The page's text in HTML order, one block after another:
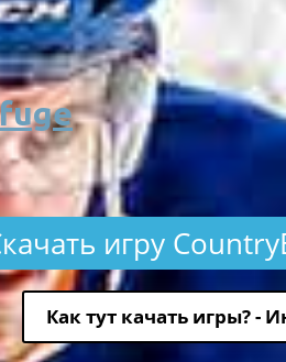
игру
Как тут качать игры? -